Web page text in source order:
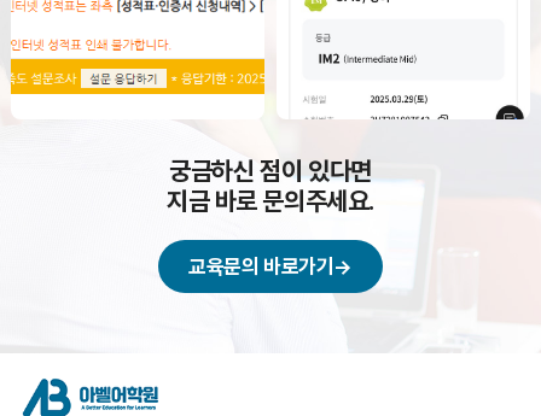
궁금하신 점이 있다면
지금 바로 문의주세요.
교육문의 바로가기 →